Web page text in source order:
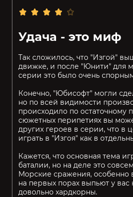
Удача - это миф
Так сложилось, что "Изгой"
движке, и после "Юнити" для
серии это было очень
Конечно, "Юбисофт" могли
но по всей видимости
происходило по остаточному
сюжетных перипетиях вы
других героев в серии, что в
играть в "Изгоя" как в
Кажется, что основная тема
баталии, но на деле это
Морские сражения, особенно
на первых порах выпьют у вас
довольно хардкорны.